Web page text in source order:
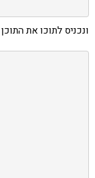
ונכניס לתוכו את